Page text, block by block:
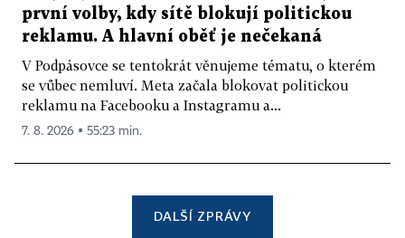
první volby, kdy sítě blokují politickou
reklamu. A hlavní oběť je nečekaná
V Podpásovce se tentokrát věnujeme tématu, o kterém
se vůbec nemluví. Meta začala blokovat politickou
reklamu na Facebooku a Instagramu a...
7. 8. 2026 ▪ 55:23 min.
DALŠÍ ZPRÁVY